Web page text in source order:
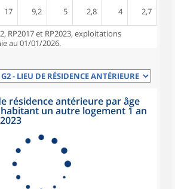
17 9,2 5 2,8 4 2,7
RP2017 et RP2023, exploitations
au 01/01/2026.
résidence antérieure par âge
un autre logement 1 an